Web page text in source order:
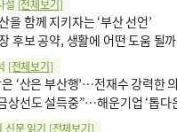
설 [전체보기]
을 함께 지키자는 ‘부산 선언’
후보 공약, 생활에 어떤 도움 될까
[전체보기]
신문 읽기 [전체보기]